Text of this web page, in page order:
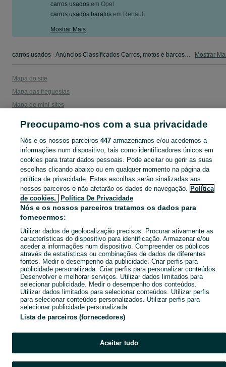
carros usados em Opel
carros usados baratos em Renault
Mostrar Mais
carros usados - Anúncios Classificados Carros, motos e barcos - camiões, salvados,autocaravanas, scooters e outros. Veja os anúncios ou publique o seu anúncio grátis no OLX Portugal. Mostrar
Mapa do site
Mapa das freguesias
Mapa de mini-sites
Preocupamo-nos com a sua privacidade
Nós e os nossos parceiros 447armazenamos e/ou acedemos a
informações num dispositivo, tais como identificadores únicos em
cookies para tratar dados pessoais. Pode aceitar ou gerir as suas
escolhas clicando abaixo ou em qualquer momento na página da
política de privacidade. Estas escolhas serão sinalizadas aos
nossos parceiros e não afetarão os dados de navegação. Política
de cookies,
Política De Privacidade
Nós e os nossos parceiros tratamos os dados para
fornecermos:
Utilizar dados de geolocalização precisos. Procurar ativamente as
características do dispositivo para identificação. Armazenar e/ou
aceder a informações num dispositivo. Compreender os públicos
através de estatísticas ou combinações de dados de diferentes
fontes. Medir o desempenho da publicidade. Criar perfis para
publicidade personalizada. Criar perfis para personalizar conteúdos.
Desenvolver e melhorar serviços. Utilizar dados limitados para
selecionar publicidade. Medir o desempenho dos conteúdos.
Utilizar dados limitados para selecionar conteúdos. Utilizar perfis
para selecionar conteúdos personalizados. Utilizar perfis para
selecionar publicidade personalizada.
Lista de parceiros (fornecedores)
Aceitar tudo